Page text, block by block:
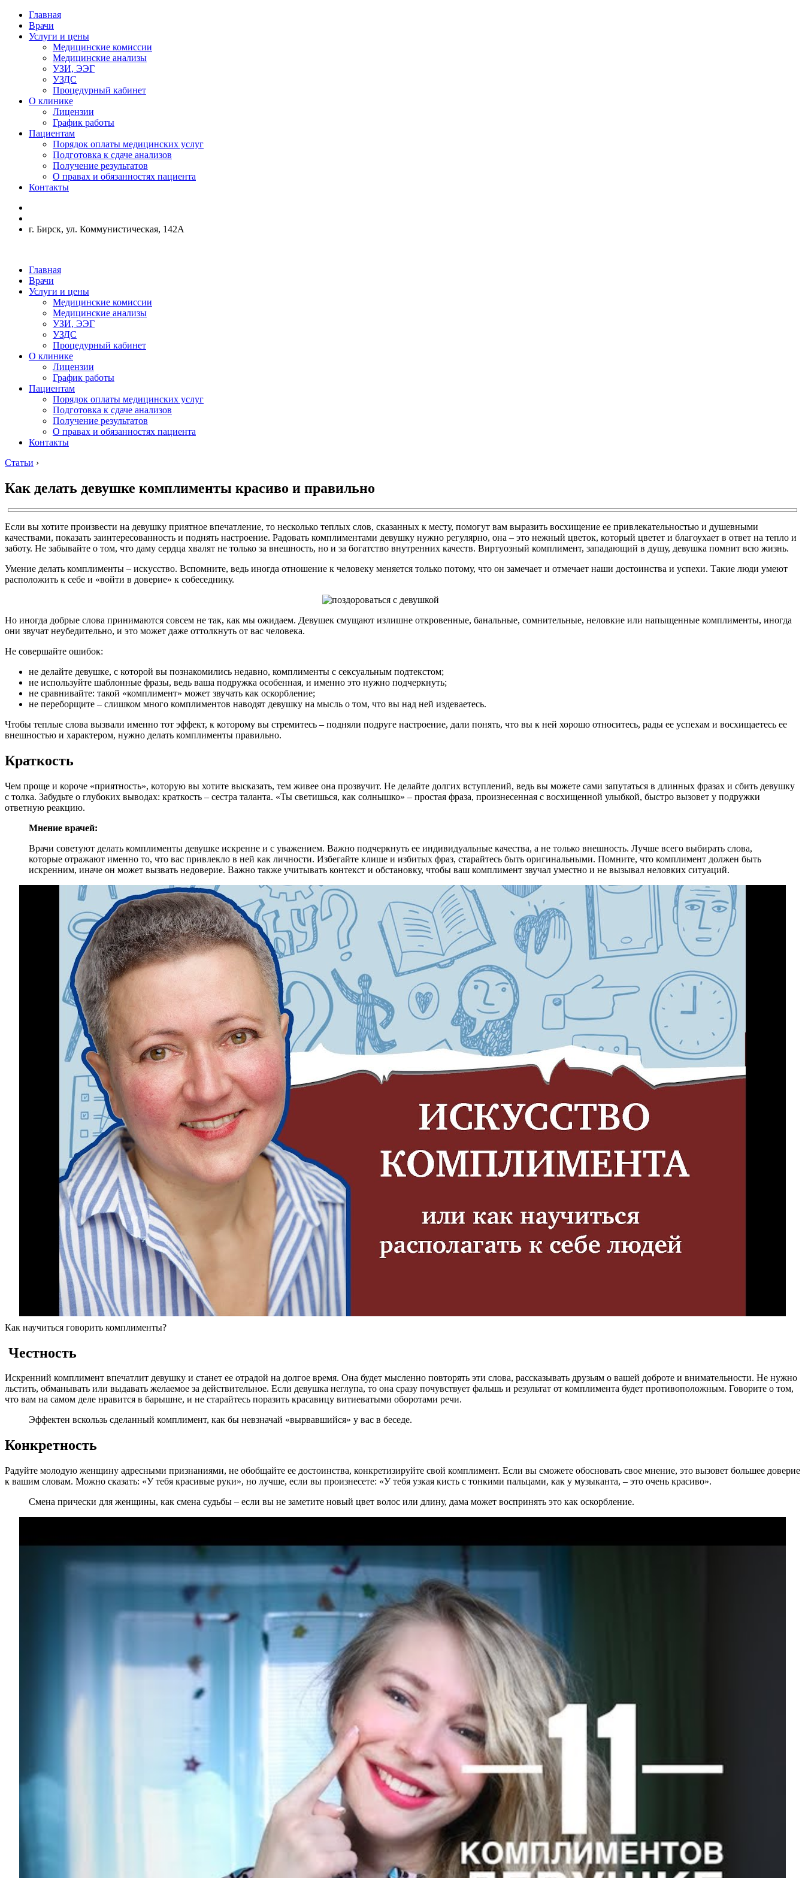
Главная
Врачи
Услуги и цены
Медицинские комиссии
Медицинские анализы
УЗИ, ЭЭГ
УЗДС
Процедурный кабинет
О клинике
Лицензии
График работы
Пациентам
Порядок оплаты медицинских услуг
Подготовка к сдаче анализов
Получение результатов
О правах и обязанностях пациента
Контакты
г. Бирск, ул. Коммунистическая, 142А
Главная
Врачи
Услуги и цены
Медицинские комиссии
Медицинские анализы
УЗИ, ЭЭГ
УЗДС
Процедурный кабинет
О клинике
Лицензии
График работы
Пациентам
Порядок оплаты медицинских услуг
Подготовка к сдаче анализов
Получение результатов
О правах и обязанностях пациента
Контакты
Статьи ›
Как делать девушке комплименты красиво и правильно
Если вы хотите произвести на девушку приятное впечатление, то несколько теплых слов, сказанных к месту, помогут вам выразить восхищение ее привлекательностью и душевными
качествами, показать заинтересованность и поднять настроение. Радовать комплиментами девушку нужно регулярно, она – это нежный цветок, который цветет и благоухает в ответ на тепло и
заботу. Не забывайте о том, что даму сердца хвалят не только за внешность, но и за богатство внутренних качеств. Виртуозный комплимент, западающий в душу, девушка помнит всю жизнь.
Умение делать комплименты – искусство. Вспомните, ведь иногда отношение к человеку меняется только потому, что он замечает и отмечает наши достоинства и успехи. Такие люди умеют
расположить к себе и «войти в доверие» к собеседнику.
Но иногда добрые слова принимаются совсем не так, как мы ожидаем. Девушек смущают излишне откровенные, банальные, сомнительные, неловкие или напыщенные комплименты, иногда
они звучат неубедительно, и это может даже оттолкнуть от вас человека.
Не совершайте ошибок:
не делайте девушке, с которой вы познакомились недавно, комплименты с сексуальным подтекстом;
не используйте шаблонные фразы, ведь ваша подружка особенная, и именно это нужно подчеркнуть;
не сравнивайте: такой «комплимент» может звучать как оскорбление;
не переборщите – слишком много комплиментов наводят девушку на мысль о том, что вы над ней издеваетесь.
Чтобы теплые слова вызвали именно тот эффект, к которому вы стремитесь – подняли подруге настроение, дали понять, что вы к ней хорошо относитесь, рады ее успехам и восхищаетесь ее
внешностью и характером, нужно делать комплименты правильно.
Краткость
Чем проще и короче «приятность», которую вы хотите высказать, тем живее она прозвучит. Не делайте долгих вступлений, ведь вы можете сами запутаться в длинных фразах и сбить девушку
с толка. Забудьте о глубоких выводах: краткость – сестра таланта. «Ты светишься, как солнышко» – простая фраза, произнесенная с восхищенной улыбкой, быстро вызовет у подружки
ответную реакцию.
Мнение врачей:
Врачи советуют делать комплименты девушке искренне и с уважением. Важно подчеркнуть ее индивидуальные качества, а не только внешность. Лучше всего выбирать слова,
которые отражают именно то, что вас привлекло в ней как личности. Избегайте клише и избитых фраз, старайтесь быть оригинальными. Помните, что комплимент должен быть
искренним, иначе он может вызвать недоверие. Важно также учитывать контекст и обстановку, чтобы ваш комплимент звучал уместно и не вызывал неловких ситуаций.
Как научиться говорить комплименты?
Честность
Искренний комплимент впечатлит девушку и станет ее отрадой на долгое время. Она будет мысленно повторять эти слова, рассказывать друзьям о вашей доброте и внимательности. Не нужно
льстить, обманывать или выдавать желаемое за действительное. Если девушка неглупа, то она сразу почувствует фальшь и результат от комплимента будет противоположным. Говорите о том,
что вам на самом деле нравится в барышне, и не старайтесь поразить красавицу витиеватыми оборотами речи.
Эффектен вскользь сделанный комплимент, как бы невзначай «вырвавшийся» у вас в беседе.
Конкретность
Радуйте молодую женщину адресными признаниями, не обобщайте ее достоинства, конкретизируйте свой комплимент. Если вы сможете обосновать свое мнение, это вызовет большее доверие
к вашим словам. Можно сказать: «У тебя красивые руки», но лучше, если вы произнесете: «У тебя узкая кисть с тонкими пальцами, как у музыканта, – это очень красиво».
Смена прически для женщины, как смена судьбы – если вы не заметите новый цвет волос или длину, дама может воспринять это как оскорбление.